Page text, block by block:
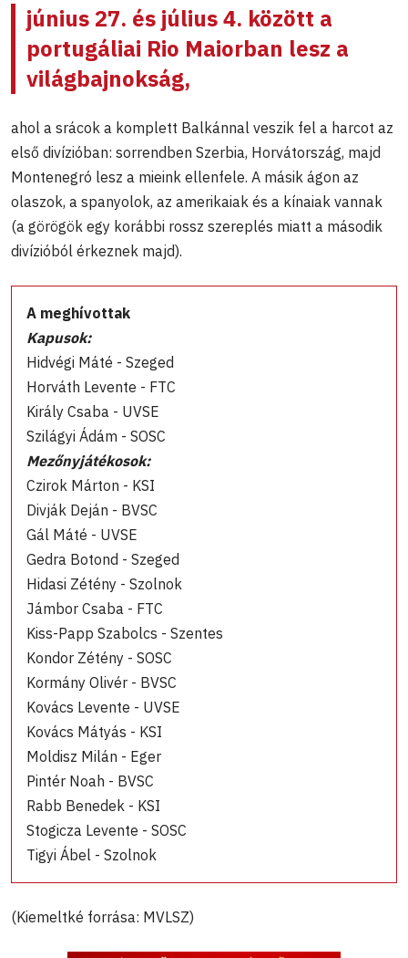
június 27. és július 4. között a
portugáliai Rio Maiorban lesz a
világbajnokság,
ahol a srácok a komplett Balkánnal veszik fel a harcot az
első divízióban: sorrendben Szerbia, Horvátország, majd
Montenegró lesz a mieink ellenfele. A másik ágon az
olaszok, a spanyolok, az amerikaiak és a kínaiak vannak
(a görögök egy korábbi rossz szereplés miatt a második
divízióból érkeznek majd).
A meghívottak
Kapusok:
Hidvégi Máté - Szeged
Horváth Levente - FTC
Király Csaba - UVSE
Szilágyi Ádám - SOSC
Mezőnyjátékosok:
Czirok Márton - KSI
Divják Deján - BVSC
Gál Máté - UVSE
Gedra Botond - Szeged
Hidasi Zétény - Szolnok
Jámbor Csaba - FTC
Kiss-Papp Szabolcs - Szentes
Kondor Zétény - SOSC
Kormány Olivér - BVSC
Kovács Levente - UVSE
Kovács Mátyás - KSI
Moldisz Milán - Eger
Pintér Noah - BVSC
Rabb Benedek - KSI
Stogicza Levente - SOSC
Tigyi Ábel - Szolnok
(Kiemeltké forrása: MVLSZ)